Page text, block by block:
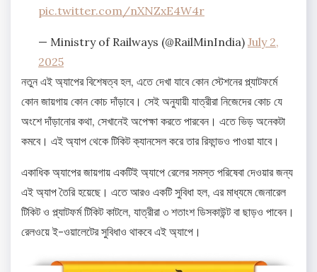
pic.twitter.com/nXNZxE4W4r
— Ministry of Railways (@RailMinIndia) July 2,
2025
নতুন এই অ্যাপের বিশেষত্ব হল, এতে দেখা যাবে কোন স্টেশনের প্ল্যাটফর্মে
কোন জায়গায় কোন কোচ দাঁড়াবে। সেই অনুযায়ী যাত্রীরা নিজেদের কোচ যে
অংশে দাঁড়ানোর কথা, সেখানেই অপেক্ষা করতে পারবেন। এতে ভিড় অনেকটা
কমবে। এই অ্যাপ থেকে টিকিট ক্যানসেল করে তার রিফান্ডও পাওয়া যাবে।
একাধিক অ্যাপের জায়গায় একটিই অ্যাপে রেলের সমস্ত পরিষেবা দেওয়ার জন্য
এই অ্যাপ তৈরি হয়েছে। এতে আরও একটি সুবিধা হল, এর মাধ্যমে জেনারেল
টিকিট ও প্ল্যাটফর্ম টিকিট কাটলে, যাত্রীরা ৩ শতাংশ ডিসকাউন্ট বা ছাড়ও পাবেন।
রেলওয়ে ই-ওয়ালেটের সুবিধাও থাকবে এই অ্যাপে।